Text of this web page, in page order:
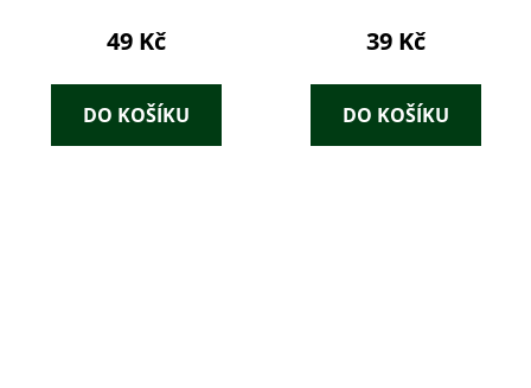
49 Kč
DO KOŠÍKU
39 Kč
DO KOŠÍKU